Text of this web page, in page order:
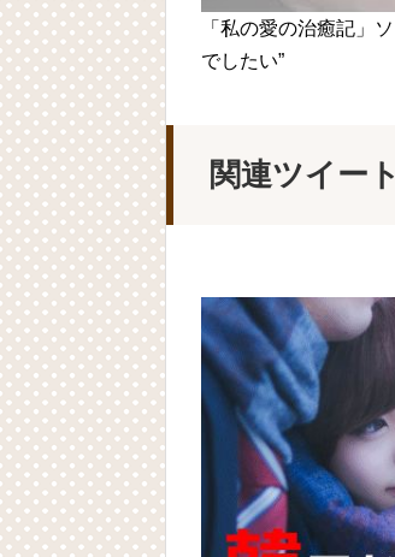
「私の愛の治癒記」
でしたい”
関連ツイート